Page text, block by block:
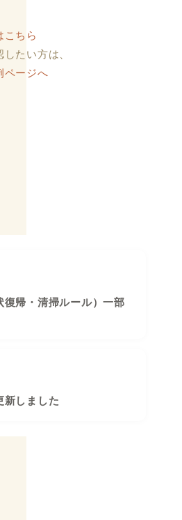
こちら
たい方は、
ページへ
復帰・清掃ルール）一部
新しました